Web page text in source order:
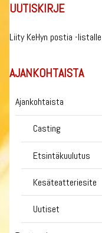
UUTISKIRJE
Liity KeHyn postia -listalle
AJANKOHTAISTA
Ajankohtaista
Casting
Etsintäkuulutus
Kesäteatteriesite
Uutiset